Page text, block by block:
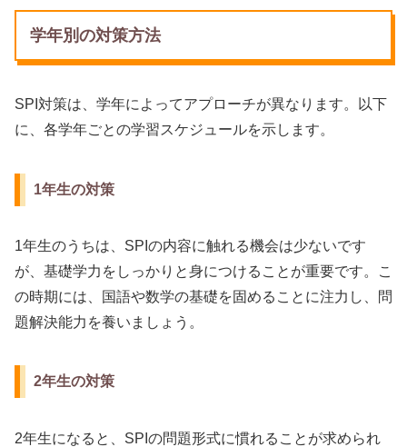
学年別の対策方法
SPI対策は、学年によってアプローチが異なります。以下
に、各学年ごとの学習スケジュールを示します。
1年生の対策
1年生のうちは、SPIの内容に触れる機会は少ないです
が、基礎学力をしっかりと身につけることが重要です。こ
の時期には、国語や数学の基礎を固めることに注力し、問
題解決能力を養いましょう。
2年生の対策
2年生になると、SPIの問題形式に慣れることが求められ